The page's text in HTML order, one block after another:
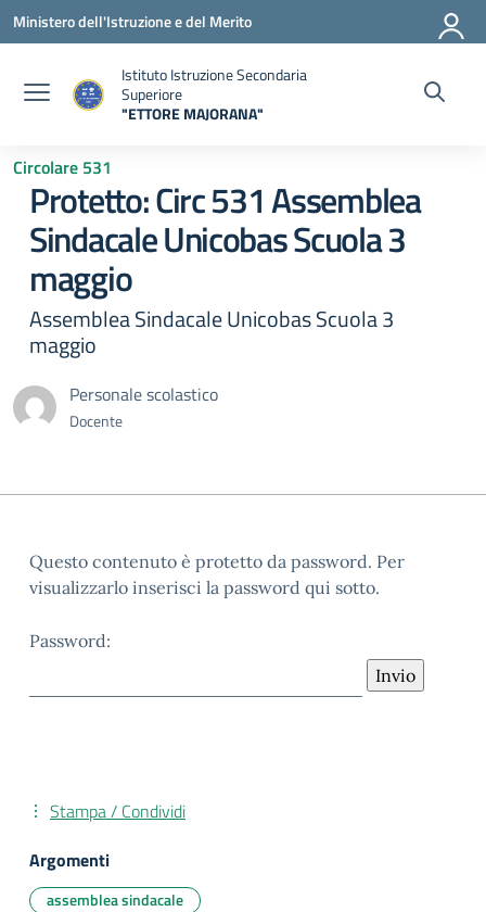
Vai ai contenuti
Vai al menu di navigazione
Vai al footer
Ministero dell'Istruzione e del Merito
Istituto Istruzione Secondaria
Superiore
"ETTORE MAJORANA"
Circolare 531
Protetto: Circ 531 Assemblea
Sindacale Unicobas Scuola 3
maggio
Assemblea Sindacale Unicobas Scuola 3
maggio
Personale scolastico
Docente
Questo contenuto è protetto da password. Per
visualizzarlo inserisci la password qui sotto.
Password:
Stampa / Condividi
Argomenti
assemblea sindacale